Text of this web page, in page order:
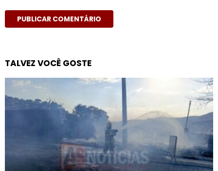
TALVEZ VOCÊ GOSTE